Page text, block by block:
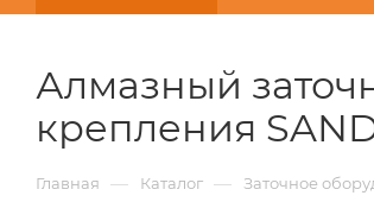
Алмазный
крепления
Главная — Каталог — Заточное